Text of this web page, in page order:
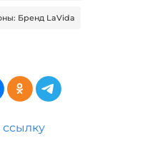
Бренд LaVida
Бренд Makfine
Бренд MAKFLY
Ami
In Trend
ссылку